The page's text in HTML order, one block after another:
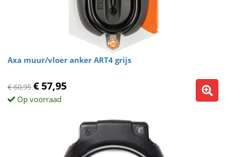
Axa muur/vloer anker ART4 grijs
€ 60,95 € 57,95
Op voorraad